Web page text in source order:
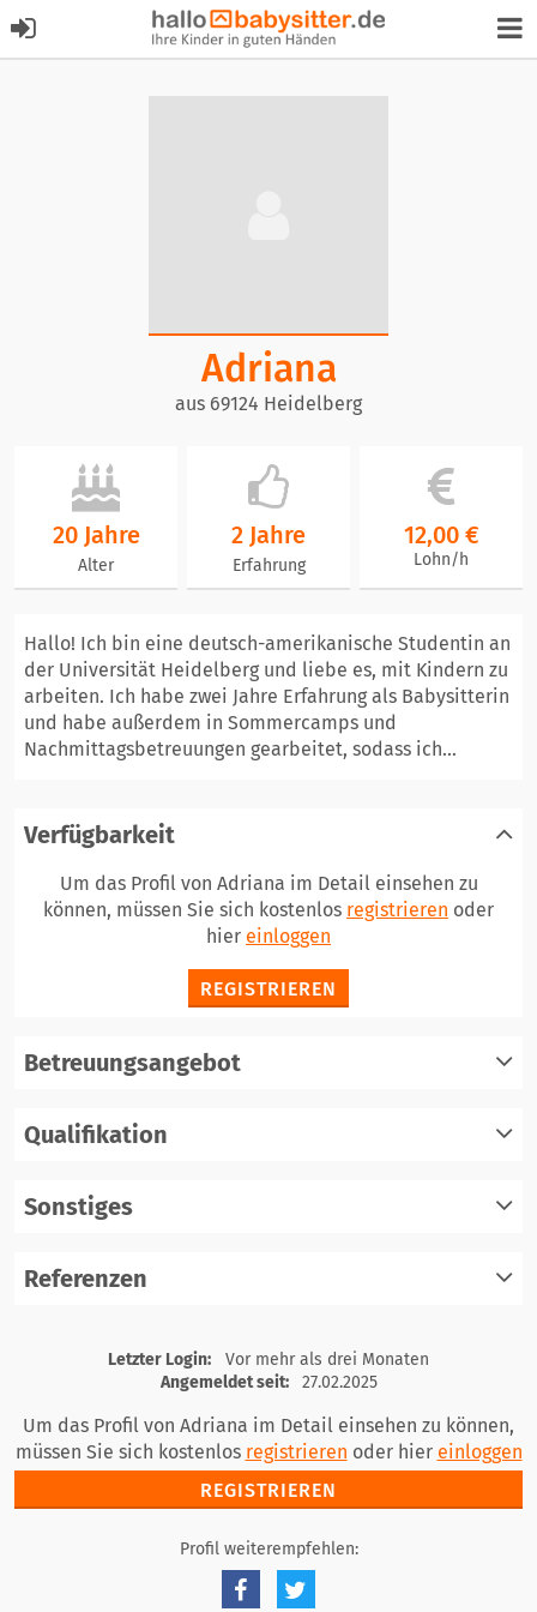
Adriana
aus 69124 Heidelberg
20 Jahre
Alter
2 Jahre
Erfahrung
12,00 €
Lohn/h
Hallo! Ich bin eine deutsch-amerikanische Studentin an
der Universität Heidelberg und liebe es, mit Kindern zu
arbeiten. Ich habe zwei Jahre Erfahrung als Babysitterin
und habe außerdem in Sommercamps und
Nachmittagsbetreuungen gearbeitet, sodass ich...
Verfügbarkeit
Um das Profil von Adriana im Detail einsehen zu
können, müssen Sie sich kostenlos registrieren oder
hier einloggen
REGISTRIEREN
Betreuungsangebot
Qualifikation
Sonstiges
Referenzen
registrieren
einloggen
Letzter Login:
Vor mehr als drei Monaten
Angemeldet seit:
27.02.2025
Um das Profil von Adriana im Detail einsehen zu können,
müssen Sie sich kostenlos registrieren oder hier einloggen
REGISTRIEREN
Profil weiterempfehlen: